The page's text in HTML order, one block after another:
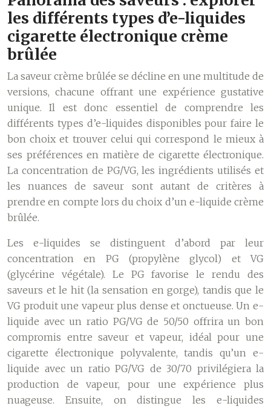
les différents types d’e-liquides
cigarette électronique crème
brûlée
La saveur crème brûlée se décline en une multitude de
versions, chacune offrant une expérience gustative
unique. Il est donc essentiel de comprendre les
différents types d’e-liquides disponibles pour faire le
bon choix et trouver celui qui correspond le mieux à
ses préférences en matière de cigarette électronique.
La concentration de PG/VG, les ingrédients utilisés et
les nuances de saveur sont autant de critères à
prendre en compte lors du choix d’un e-liquide crème
brûlée.
Les e-liquides se distinguent d’abord par leur
concentration en PG (propylène glycol) et VG
(glycérine végétale). Le PG favorise le rendu des
saveurs et le hit (la sensation en gorge), tandis que le
VG produit une vapeur plus dense et onctueuse. Un e-
liquide avec un ratio PG/VG de 50/50 offrira un bon
compromis entre saveur et vapeur, idéal pour une
cigarette électronique polyvalente, tandis qu’un e-
liquide avec un ratio PG/VG de 30/70 privilégiera la
production de vapeur, pour une expérience plus
nuageuse. Ensuite, on distingue les e-liquides